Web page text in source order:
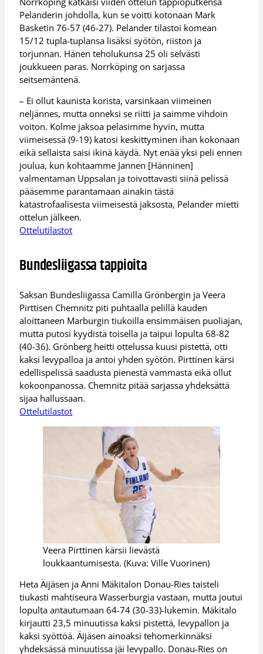
Pelanderin johdolla, kun se voitti kotonaan Mark
Basketin 76-57 (46-27). Pelander tilastoi komean
15/12 tupla-tuplansa lisäksi syötön, riiston ja
torjunnan. Hänen teholukunsa 25 oli selvästi
joukkueen paras. Norrköping on sarjassa
seitsemäntenä.
– Ei ollut kaunista korista, varsinkaan viimeinen
neljännes, mutta onneksi se riitti ja saimme vihdoin
voiton. Kolme jaksoa pelasimme hyvin, mutta
viimeisessä (9-19) katosi keskittyminen ihan kokonaan
eikä sellaista saisi ikinä käydä. Nyt enää yksi peli ennen
joulua, kun kohtaamme Jannen [Hänninen]
valmentaman Uppsalan ja toivottavasti siinä pelissä
pääsemme parantamaan ainakin tästä
katastrofaalisesta viimeisestä jaksosta, Pelander mietti
ottelun jälkeen.
Ottelutilastot
Bundesliigassa tappioita
Saksan Bundesliigassa Camilla Grönbergin ja Veera
Pirttisen Chemnitz piti puhtaalla pelillä kauden
aloittaneen Marburgin tiukoilla ensimmäisen puoliajan,
mutta putosi kyydistä toisella ja taipui lopulta 68-82
(40-36). Grönberg heitti ottelussa kuusi pistettä, otti
kaksi levypalloa ja antoi yhden syötön. Pirttinen kärsi
edellispelissä saadusta pienestä vammasta eikä ollut
kokoonpanossa. Chemnitz pitää sarjassa yhdeksättä
sijaa hallussaan.
Ottelutilastot
Veera Pirttinen kärsii lievästä
loukkaantumisesta. (Kuva: Ville Vuorinen)
Heta Äijäsen ja Anni Mäkitalon Donau-Ries taisteli
tiukasti mahtiseura Wasserburgia vastaan, mutta joutui
lopulta antautumaan 64-74 (30-33)-lukemin. Mäkitalo
kirjautti 23,5 minuutissa kaksi pistettä, levypallon ja
kaksi syöttöä. Äijäsen ainoaksi tehomerkinnäksi
yhdeksässä minuutissa jäi levypallo. Donau-Ries on